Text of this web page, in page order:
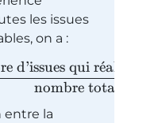
les issues
on a :
nombre total
d’issues qui re
ˊalisent l’
entre la